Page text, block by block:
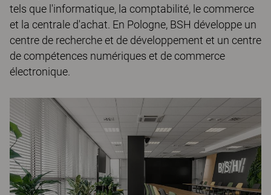
tels que l'informatique, la comptabilité, le commerce
et la centrale d'achat. En Pologne, BSH développe un
centre de recherche et de développement et un centre
de compétences numériques et de commerce
électronique.